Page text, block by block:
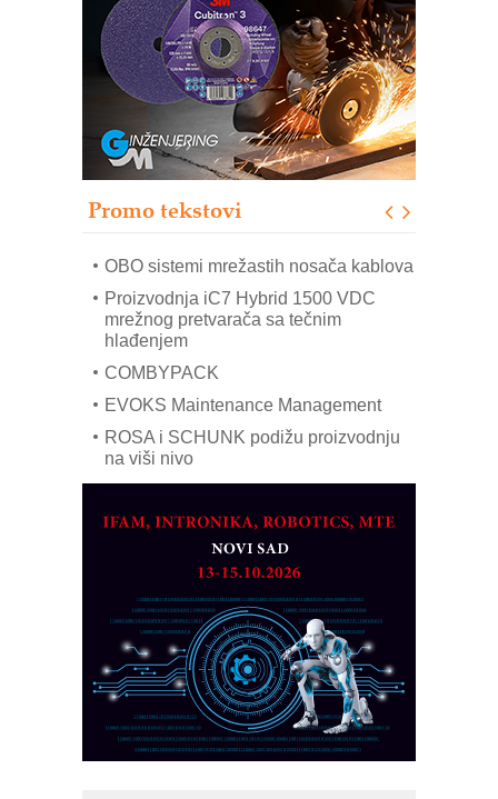
Promo tekstovi
Trajna oznaka kao dugoročna korist
Bezbednost na prvom mestu!
IB BLUMENAUER - više od 40 godina
poverenja u industriji
RMQ-TITAN ADVANCED INDICATOR
– Pametna signalizacija za efikasnije
upravljanje mašinama
Mitutoyo Crysta-Apex V PLUS: Nova
OBO sistemi mrežastih nosača kablova
Proizvodnja iC7 Hybrid 1500 VDC
mrežnog pretvarača sa tečnim
hlađenjem
COMBYPACK
EVOKS Maintenance Management
ROSA i SCHUNK podižu proizvodnju
na viši nivo
MAREX - Lim i mašine za savremena
Marcom-plast d.o.o.- vaš pouzdan
partner
CTO - Prilagodite svoju toplinsku
obradu!
Razvoj asortimanskog pravca MINI-
PLC AKYTEC
AUKOM: Svetski standard metrologije
dostupan u Srbiji